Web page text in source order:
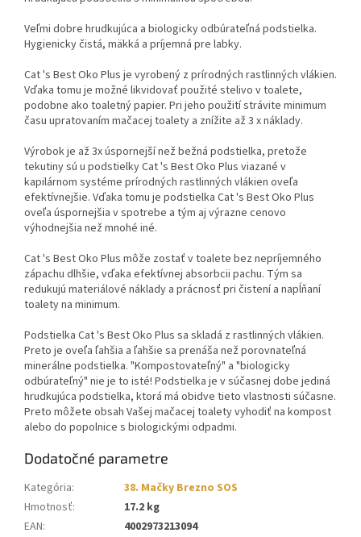
Veľmi dobre hrudkujúca a biologicky odbúrateľná podstielka.
Hygienicky čistá, mäkká a príjemná pre labky.
Cat 's Best Oko Plus je vyrobený z prírodných rastlinných vlákien.
Vďaka tomu je možné likvidovať použité stelivo v toalete,
podobne ako toaletný papier. Pri jeho použití strávite minimum
času upratovaním mačacej toalety a znížite až 3 x náklady.
Výrobok je až 3x úspornejší než bežná podstielka, pretože
tekutiny sú u podstielky Cat 's Best Oko Plus viazané v
kapilárnom systéme prírodných rastlinných vlákien oveľa
efektívnejšie. Vďaka tomu je podstielka Cat 's Best Oko Plus
oveľa úspornejšia v spotrebe a tým aj výrazne cenovo
výhodnejšia než mnohé iné.
Cat 's Best Oko Plus môže zostať v toalete bez nepríjemného
zápachu dlhšie, vďaka efektívnej absorbcii pachu. Tým sa
redukujú materiálové náklady a prácnosť pri čistení a napĺňaní
toalety na minimum.
Podstielka Cat 's Best Oko Plus sa skladá z rastlinných vlákien.
Preto je oveľa ľahšia a ľahšie sa prenáša než porovnateľná
minerálne podstielka. "Kompostovateľný" a "biologicky
odbúrateľný" nie je to isté! Podstielka je v súčasnej dobe jediná
hrudkujúca podstielka, ktorá má obidve tieto vlastnosti súčasne.
Preto môžete obsah Vašej mačacej toalety vyhodiť na kompost
alebo do popolnice s biologickými odpadmi.
Dodatočné parametre
Kategória:
38. Mačky Brezno SOS
Hmotnosť:
17.2 kg
EAN:
4002973213094